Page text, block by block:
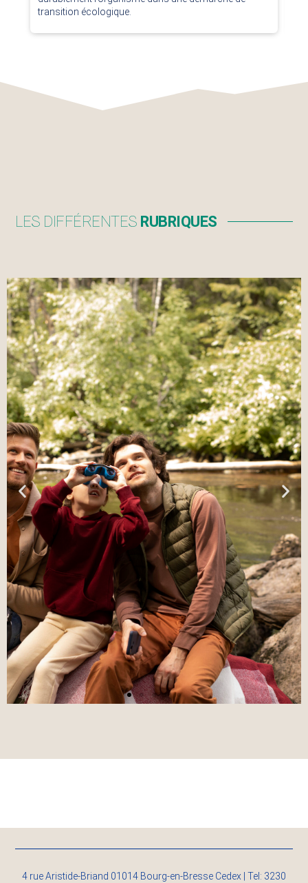
transition écologique.
LES DIFFÉRENTES RUBRIQUES
4 rue Aristide-Briand 01014 Bourg-en-Bresse Cedex | Tel: 3230